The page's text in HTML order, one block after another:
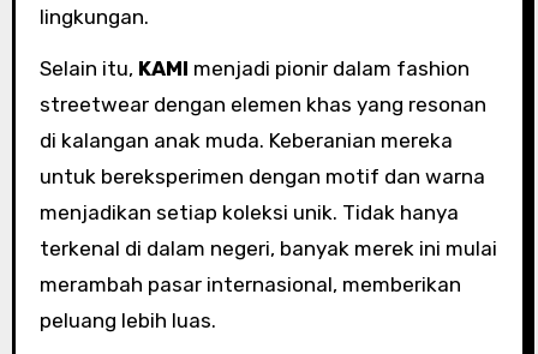
lingkungan.
Selain itu, KAMI menjadi pionir dalam fashion
streetwear dengan elemen khas yang resonan
di kalangan anak muda. Keberanian mereka
untuk bereksperimen dengan motif dan warna
menjadikan setiap koleksi unik. Tidak hanya
terkenal di dalam negeri, banyak merek ini mulai
merambah pasar internasional, memberikan
peluang lebih luas.